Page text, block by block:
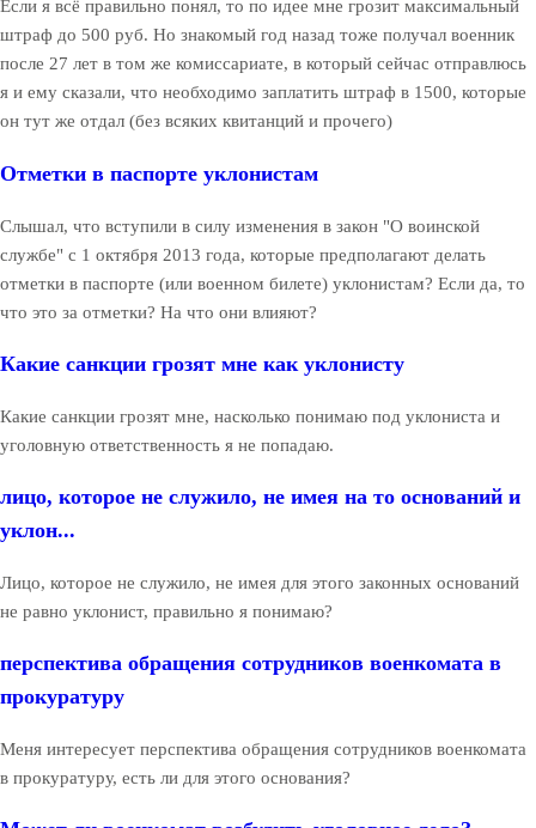
Если я всё правильно понял, то по идее мне грозит максимальный
штраф до 500 руб. Но знакомый год назад тоже получал военник
после 27 лет в том же комиссариате, в который сейчас отправлюсь
я и ему сказали, что необходимо заплатить штраф в 1500, которые
он тут же отдал (без всяких квитанций и прочего)
Отметки в паспорте уклонистам
Слышал, что вступили в силу изменения в закон "О воинской
службе" с 1 октября 2013 года, которые предполагают делать
отметки в паспорте (или военном билете) уклонистам? Если да, то
что это за отметки? На что они влияют?
Какие санкции грозят мне как уклонисту
Какие санкции грозят мне, насколько понимаю под уклониста и
уголовную ответственность я не попадаю.
лицо, которое не служило, не имея на то оснований и
уклон...
Лицо, которое не служило, не имея для этого законных оснований
не равно уклонист, правильно я понимаю?
перспектива обращения сотрудников военкомата в
прокуратуру
Меня интересует перспектива обращения сотрудников военкомата
в прокуратуру, есть ли для этого основания?